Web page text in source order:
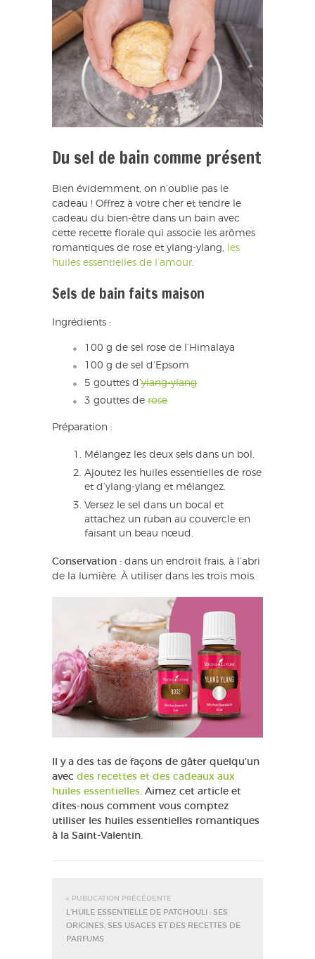
Du sel de bain comme présent
Bien évidemment, on n’oublie pas le
cadeau ! Offrez à votre cher et tendre le
cadeau du bien-être dans un bain avec
cette recette florale qui associe les arômes
romantiques de rose et ylang-ylang,
les
huiles essentielles de l’amour.
Sels de bain faits maison
Ingrédients :
100 g de sel rose de l’Himalaya
100 g de sel d’Epsom
5 gouttes d’ylang-ylang
3 gouttes de rose
Préparation :
Mélangez les deux sels dans un bol.
Ajoutez les huiles essentielles de rose
et d’ylang-ylang et mélangez.
Versez le sel dans un bocal et
attachez un ruban au couvercle en
faisant un beau nœud.
Conservation : dans un endroit frais, à l’abri
de la lumière. À utiliser dans les trois mois.
Il y a des tas de façons de gâter quelqu’un
avec des recettes et des cadeaux aux
huiles essentielles. Aimez cet article et
dites-nous comment vous comptez
utiliser les huiles essentielles romantiques
à la Saint-Valentin.
« PUBLICATION PRÉCÉDENTE
L’HUILE ESSENTIELLE DE PATCHOULI : SES
ORIGINES, SES USAGES ET DES RECETTES DE
PARFUMS